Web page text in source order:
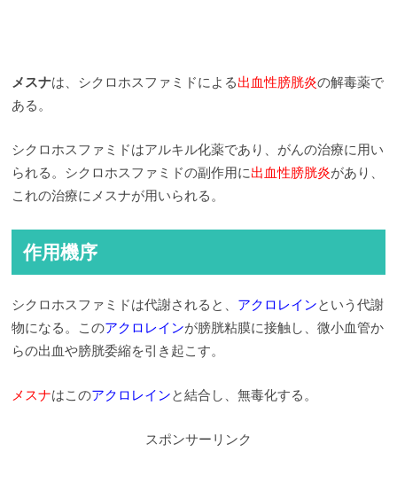
メスナは、シクロホスファミドによる出血性膀胱炎の解毒薬で
ある。
シクロホスファミドはアルキル化薬であり、がんの治療に用い
られる。シクロホスファミドの副作用に出血性膀胱炎があり、
これの治療にメスナが用いられる。
作用機序
シクロホスファミドは代謝されると、 アクロレインという代謝
物になる。このアクロレインが膀胱粘膜に接触し、微小血管か
らの出血や膀胱委縮を引き起こす。
メスナはこのアクロレインと結合し、無毒化する。
スポンサーリンク